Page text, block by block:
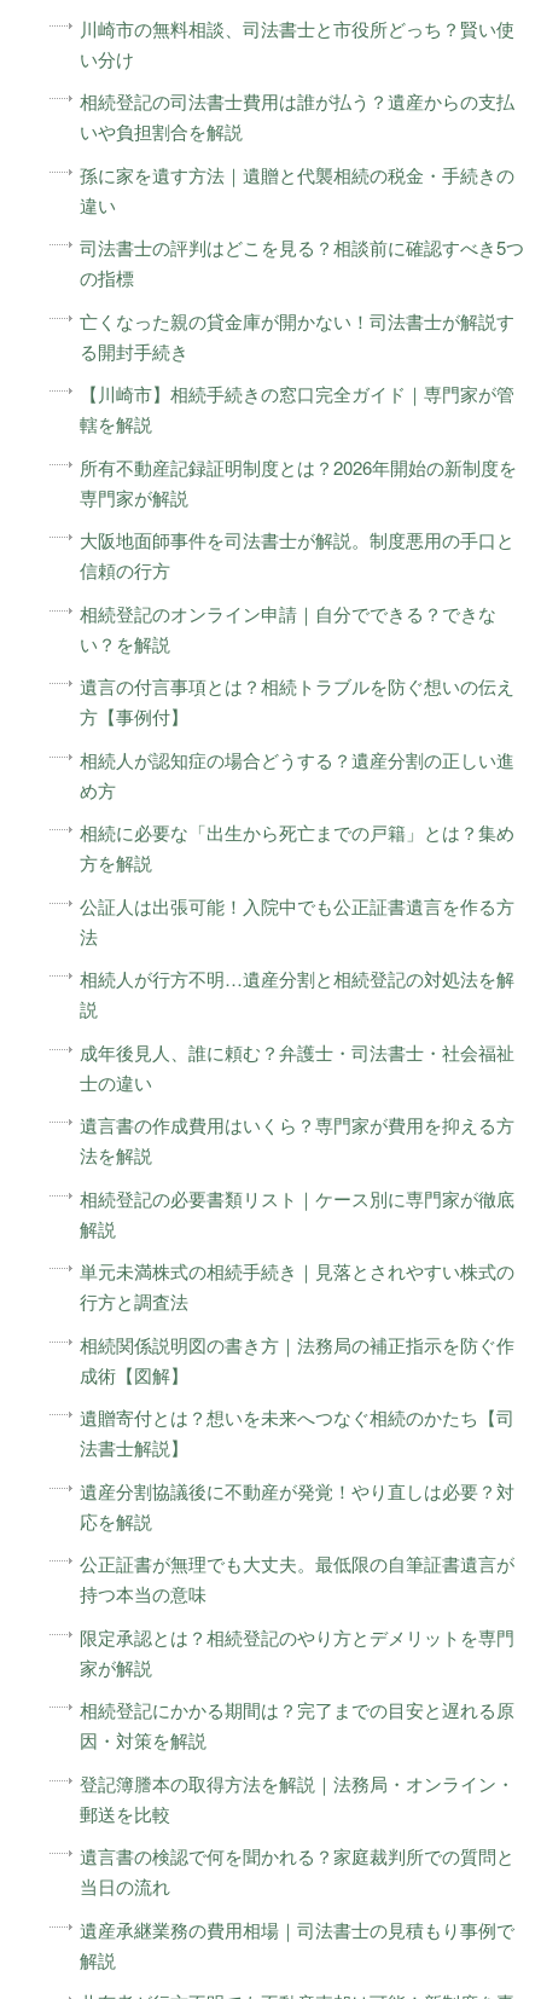
川崎市の無料相談、司法書士と市役所どっち？賢い使
い分け
相続登記の司法書士費用は誰が払う？遺産からの支払
いや負担割合を解説
孫に家を遺す方法｜遺贈と代襲相続の税金・手続きの
違い
司法書士の評判はどこを見る？相談前に確認すべき5つ
の指標
亡くなった親の貸金庫が開かない！司法書士が解説す
る開封手続き
【川崎市】相続手続きの窓口完全ガイド｜専門家が管
轄を解説
所有不動産記録証明制度とは？2026年開始の新制度を
専門家が解説
大阪地面師事件を司法書士が解説。制度悪用の手口と
信頼の行方
相続登記のオンライン申請｜自分でできる？できな
い？を解説
遺言の付言事項とは？相続トラブルを防ぐ想いの伝え
方【事例付】
相続人が認知症の場合どうする？遺産分割の正しい進
め方
相続に必要な「出生から死亡までの戸籍」とは？集め
方を解説
公証人は出張可能！入院中でも公正証書遺言を作る方
法
相続人が行方不明…遺産分割と相続登記の対処法を解
説
成年後見人、誰に頼む？弁護士・司法書士・社会福祉
士の違い
遺言書の作成費用はいくら？専門家が費用を抑える方
法を解説
相続登記の必要書類リスト｜ケース別に専門家が徹底
解説
単元未満株式の相続手続き｜見落とされやすい株式の
行方と調査法
相続関係説明図の書き方｜法務局の補正指示を防ぐ作
成術【図解】
遺贈寄付とは？想いを未来へつなぐ相続のかたち【司
法書士解説】
遺産分割協議後に不動産が発覚！やり直しは必要？対
応を解説
公正証書が無理でも大丈夫。最低限の自筆証書遺言が
持つ本当の意味
限定承認とは？相続登記のやり方とデメリットを専門
家が解説
相続登記にかかる期間は？完了までの目安と遅れる原
因・対策を解説
登記簿謄本の取得方法を解説｜法務局・オンライン・
郵送を比較
遺言書の検認で何を聞かれる？家庭裁判所での質問と
当日の流れ
遺産承継業務の費用相場｜司法書士の見積もり事例で
解説